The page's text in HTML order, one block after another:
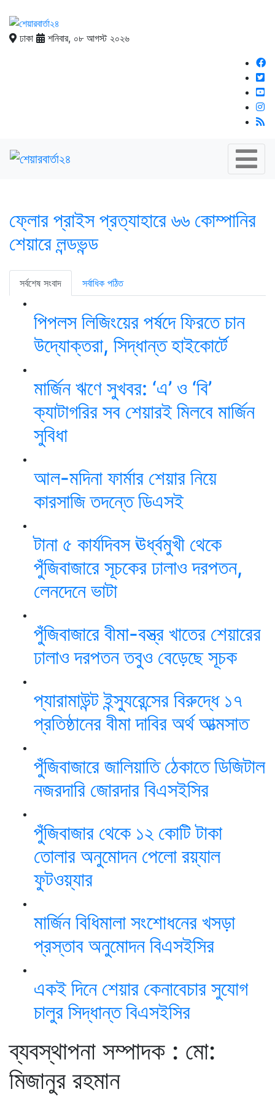
ঢাকা শনিবার, ০৮ আগস্ট ২০২৬
ফ্লোর প্রাইস প্রত্যাহারে ৬৬ কোম্পানির
শেয়ারে লন্ডভন্ড
সর্বশেষ সংবাদ সর্বাধিক পঠিত
পিপলস লিজিংয়ের পর্ষদে ফিরতে চান
উদ্যোক্তরা, সিদ্ধান্ত হাইকোর্টে
মার্জিন ঋণে সুখবর: ‘এ’ ও ‘বি’
ক্যাটাগরির সব শেয়ারই মিলবে মার্জিন
সুবিধা
আল-মদিনা ফার্মার শেয়ার নিয়ে
কারসাজি তদন্তে ডিএসই
টানা ৫ কার্যদিবস ঊর্ধ্বমুখী থেকে
পুঁজিবাজারে সূচকের ঢালাও দরপতন,
লেনদেনে ভাটা
পুঁজিবাজারে বীমা-বস্ত্র খাতের শেয়ারের
ঢালাও দরপতন তবুও বেড়েছে সূচক
প্যারামাউন্ট ইন্স্যুরেন্সের বিরুদ্ধে ১৭
প্রতিষ্ঠানের বীমা দাবির অর্থ আত্মসাত
পুঁজিবাজারে জালিয়াতি ঠেকাতে ডিজিটাল
নজরদারি জোরদার বিএসইসির
পুঁজিবাজার থেকে ১২ কোটি টাকা
তোলার অনুমোদন পেলো রয়্যাল
ফুটওয়্যার
মার্জিন বিধিমালা সংশোধনের খসড়া
প্রস্তাব অনুমোদন বিএসইসির
একই দিনে শেয়ার কেনাবেচার সুযোগ
চালুর সিদ্ধান্ত বিএসইসির
ব্যবস্থাপনা সম্পাদক : মো:
মিজানুর রহমান